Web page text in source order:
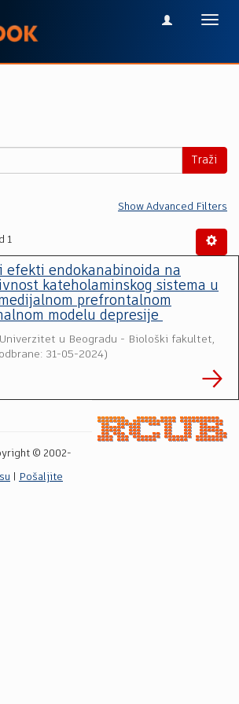
Traži
Show Advanced Filters
1
efekti endokanabinoida na
kateholaminskog sistema u
prefrontalnom
modelu depresije
Univerzitet u Beogradu - Biološki fakultet,
31-05-2024)
© 2002-
Pošaljite